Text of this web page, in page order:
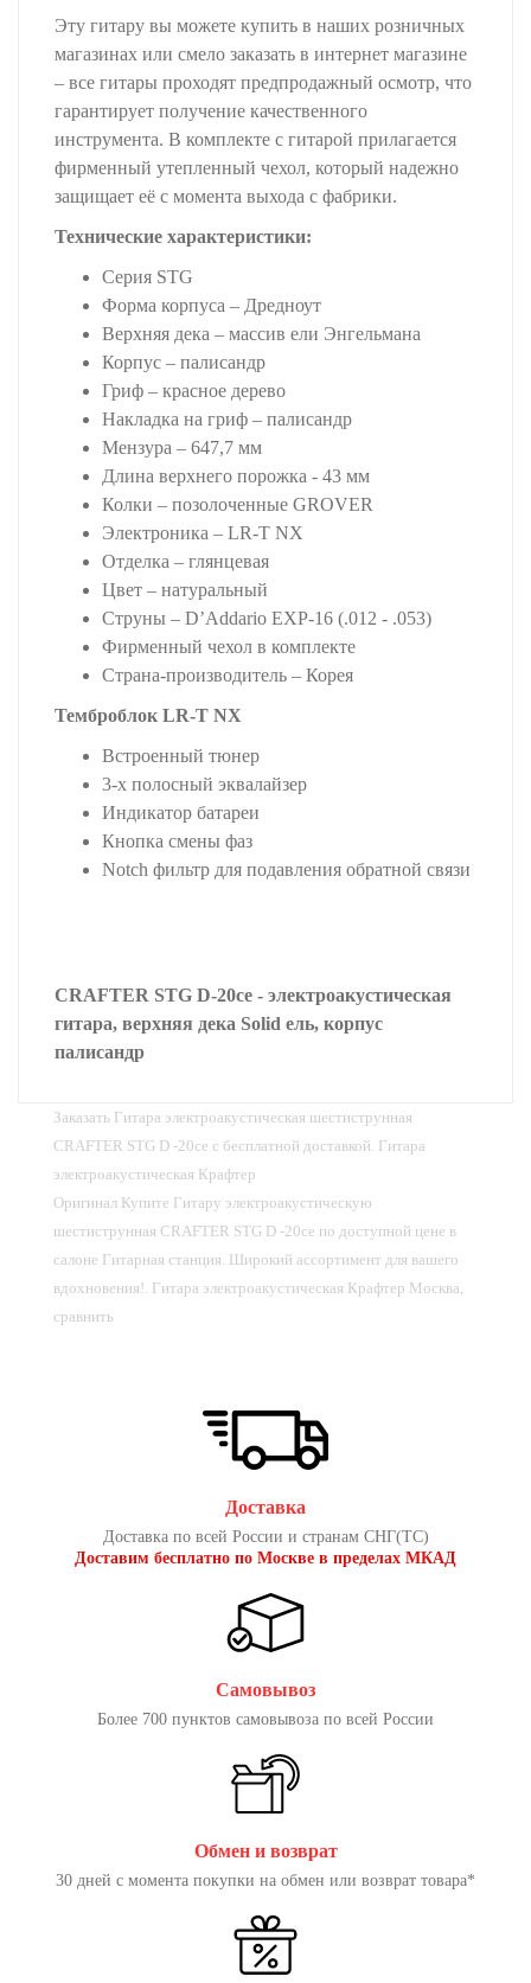
Эту гитару вы можете купить в наших розничных
магазинах или смело заказать в интернет магазине
– все гитары проходят предпродажный осмотр, что
гарантирует получение качественного
инструмента. В комплекте с гитарой прилагается
фирменный утепленный чехол, который надежно
защищает её с момента выхода с фабрики.
Технические характеристики:
Серия STG
Форма корпуса – Дредноут
Верхняя дека – массив ели Энгельмана
Корпус – палисандр
Гриф – красное дерево
Накладка на гриф – палисандр
Мензура – 647,7 мм
Длина верхнего порожка - 43 мм
Колки – позолоченные GROVER
Электроника – LR-T NX
Отделка – глянцевая
Цвет – натуральный
Струны – D’Addario EXP-16 (.012 - .053)
Фирменный чехол в комплекте
Страна-производитель – Корея
Темброблок LR-T NX
Встроенный тюнер
3-х полосный эквалайзер
Индикатор батареи
Кнопка смены фаз
Notch фильтр для подавления обратной связи
CRAFTER STG D-20ce - электроакустическая
гитара, верхняя дека Solid ель, корпус
палисандр
Заказать Гитара электроакустическая шестиструнная
CRAFTER STG D -20ce с бесплатной доставкой. Гитара
электроакустическая Крафтер
Оригинал Купите Гитару электроакустическую
шестиструнная CRAFTER STG D -20ce по доступной цене в
салоне Гитарная станция. Широкий ассортимент для вашего
вдохновения!. Гитара электроакустическая Крафтер Москва,
сравнить
Доставка
Доставка по всей России и странам СНГ(ТС)
Доставим бесплатно по Москве в пределах МКАД
Самовывоз
Более 700 пунктов самовывоза по всей России
Обмен и возврат
30 дней с момента покупки на обмен или возврат товара*